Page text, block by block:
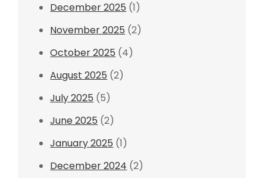
December 2025 (1)
November 2025 (2)
October 2025 (4)
August 2025 (2)
July 2025 (5)
June 2025 (2)
January 2025 (1)
December 2024 (2)